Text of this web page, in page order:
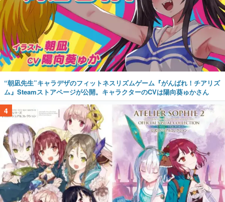
“朝凪先生”キャラデザのフィットネスリズムゲーム『がんばれ！チアリズ
ム』Steamストアページが公開。キャラクターのCVは陽向葵ゅかさん
4